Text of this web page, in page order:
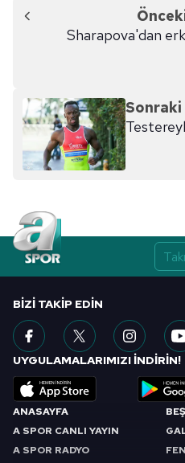
Sharapova'dan
Sonraki
ANASAYFA
A SPOR CANLI YAYIN
A SPOR RADYO
BIZI TAKIP EDIN
UYGULAMALARIMIZI İNDİRİN!